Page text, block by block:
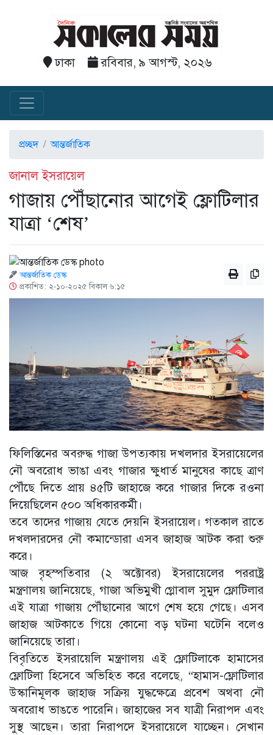
ঢাকা রবিবার, ৯ আগস্ট, ২০২৬
প্রচ্ছদ আন্তর্জাতিক
জানাল ইসরায়েল
গাজায় পৌঁছানোর আগেই ফ্লোটিলার
যাত্রা ‘শেষ’
আন্তর্জাতিক ডেস্ক
প্রকাশিত: ২-১০-২০২৫ বিকাল ৬:১৫
ফিলিস্তিনের অবরুদ্ধ গাজা উপত্যকায় দখলদার ইসরায়েলের
নৌ অবরোধ ভাঙা এবং গাজার ক্ষুধার্ত মানুষের কাছে ত্রাণ
পৌঁছে দিতে প্রায় ৪৫টি জাহাজে করে গাজার দিকে রওনা
দিয়েছিলেন ৫০০ অধিকারকর্মী।
তবে তাদের গাজায় যেতে দেয়নি ইসরায়েল। গতকাল রাতে
দখলদারদের নৌ কমান্ডোরা এসব জাহাজ আটক করা শুরু
করে।
আজ বৃহস্পতিবার (২ অক্টোবর) ইসরায়েলের পররাষ্ট্র
মন্ত্রণালয় জানিয়েছে, গাজা অভিমুখী গ্লোবাল সুমুদ ফ্লোটিলার
এই যাত্রা গাজায় পৌঁছানোর আগে শেষ হয়ে গেছে। এসব
জাহাজ আটকাতে গিয়ে কোনো বড় ঘটনা ঘটেনি বলেও
জানিয়েছে তারা।
বিবৃতিতে ইসরায়েলি মন্ত্রণালয় এই ফ্লোটিলাকে হামাসের
ফ্লোটিলা হিসেবে অভিহিত করে বলেছে, “হামাস-ফ্লোটিলার
উস্কানিমূলক জাহাজ সক্রিয় যুদ্ধক্ষেত্রে প্রবেশ অথবা নৌ
অবরোধ ভাঙতে পারেনি। জাহাজের সব যাত্রী নিরাপদ এবং
সুস্থ আছেন। তারা নিরাপদে ইসরায়েলে যাচ্ছেন। সেখান